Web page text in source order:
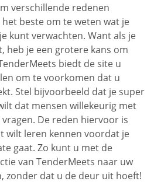
verschillende redenen
beste om te weten wat je
kunt verwachten. Want als je
heb je een grotere kans om
biedt de site u
om te voorkomen dat u
Stel bijvoorbeeld dat je super
dat mensen willekeurig met
De reden hiervoor is
wilt leren kennen voordat je
gaat. Zo kunt u met de
van TenderMeets naar uw
zonder dat u de deur uit hoeft!